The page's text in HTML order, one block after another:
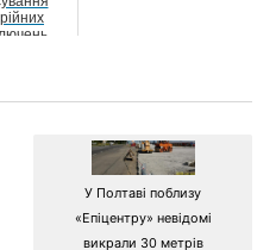
У Полтаві поблизу
«Епіцентру» невідомі
викрали 30 метрів